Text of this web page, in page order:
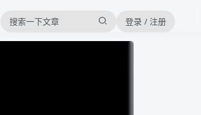
登录 / 注册